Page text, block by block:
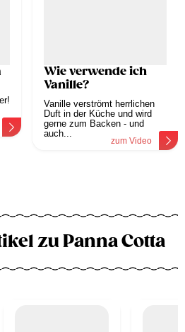
Wie verwende ich
Vanille?
Vanille verströmt herrlichen
Duft in der Küche und wird
gerne zum Backen - und
auch...
zum Video
zu Panna Cotta